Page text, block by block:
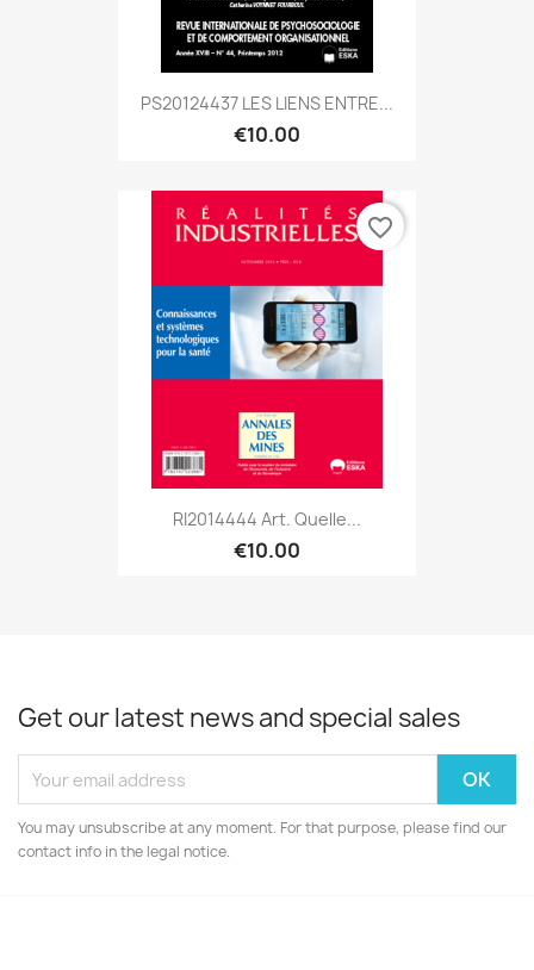
PS20124437 LES LIENS ENTRE...
€10.00
RI2014444 Art. Quelle...
€10.00
favorite_border
Get our latest news and special sales
You may unsubscribe at any moment. For that purpose, please find our
contact info in the legal notice.